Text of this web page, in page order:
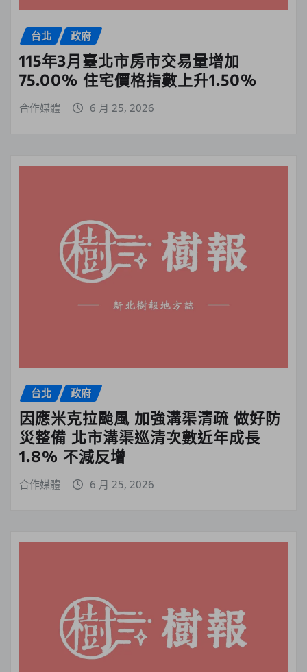
台北 政府
115年3月臺北市房市交易量增加
75.00% 住宅價格指數上升1.50%
合作媒體 6 月 25, 2026
台北 政府
因應米克拉颱風 加強溝渠清疏 做好防
災整備 北市溝渠巡清次數近年成長
1.8% 不減反增
合作媒體 6 月 25, 2026